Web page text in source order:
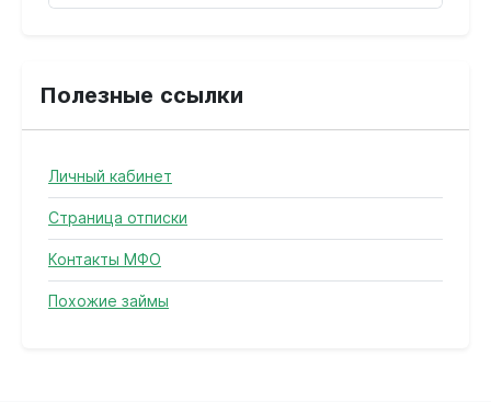
Полезные ссылки
Личный кабинет
Страница отписки
Контакты МФО
Похожие займы